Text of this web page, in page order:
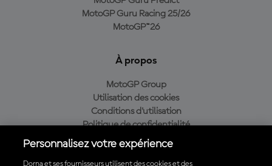
MotoGP Guru Racing 25/26
MotoGP™26
À propos
MotoGP Group
Utilisation des cookies
Conditions d'utilisation
Politique de confidentialité
Politique d’achat
Personnalisez votre expérience
Dorna et ses fournisseurs utilisent des cookies et des